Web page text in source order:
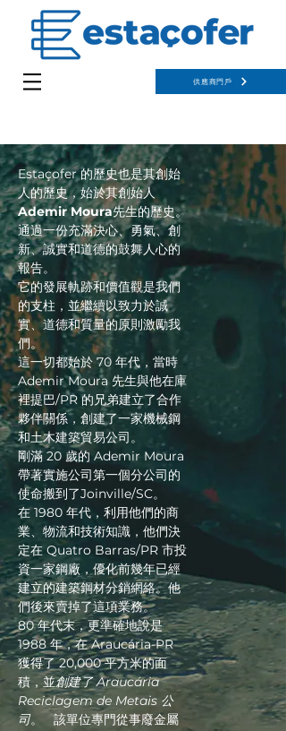
供應商門戶
Estaçofer 的歷史也是其創始
人的歷史，始於其創始人
Ademir Moura先生的歷史。
通過一份充滿決心、勇氣、創
新、誠實和道德的鼓舞人心的
報告。
它的發展軌跡和價值觀是我們
的支柱，並繼續以致力於誠
實、道德和質量的原則激勵我
們。
這一切都始於 70 年代，當時
Ademir Moura 先生與他在庫
裡提巴/PR 的兄弟建立了合作
夥伴關係，創建了一家機械鋼
和土木建築貿易公司。
剛滿 20 歲的 Ademir Moura
帶著實施公司第一個分公司的
使命搬到了Joinville/SC。
在 1980 年代，利用他們的商
業、物流和技術知識，他們決
定在 Quatro Barras/PR 市投
資一家鋼廠，優化前幾年已經
建立的建築鋼材分銷網絡。他
們後來賣掉了這項業務。
80 年代末，更準確地說是
1988 年，在 Araucária-PR
獲得了 20,000 平方米的面
積，並創建了 Araucária
Reciclagem de Metais 公
司。
該單位專門從事廢金屬